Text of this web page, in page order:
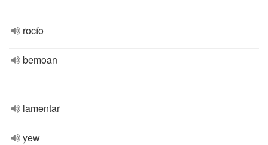
rocío
bemoan
lamentar
yew